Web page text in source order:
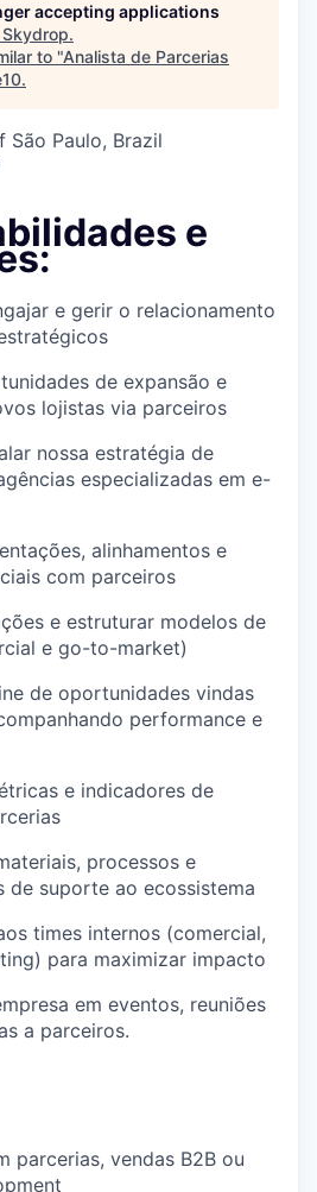
accepting applications
Skydrop.
to "Analista de Parcerias
.
São Paulo, Brazil
e
e gerir o relacionamento
de expansão e
lojistas via parceiros
nossa estratégia de
especializadas em e-
alinhamentos e
com parceiros
e estruturar modelos de
e go-to-market)
de oportunidades vindas
performance e
e indicadores de
processos e
de suporte ao ecossistema
times internos (comercial,
para maximizar impacto
em eventos, reuniões
a parceiros.
parcerias, vendas B2B ou